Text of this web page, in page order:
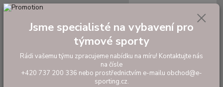
Hledat
tel: +420 737 200 336
0,00 Kč
Jsme specialisté na vybavení pro
týmové sporty
Rádi vašemu týmu zpracujeme nabídku na míru! Kontaktujte nás
na čísle
+420 737 200 336 nebo prostřednictvím e-mailu obchod@e-
sporting.cz.